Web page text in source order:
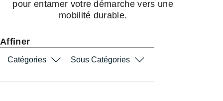
pour entamer votre démarche vers une
mobilité durable.
Affiner
Catégories Sous Catégories